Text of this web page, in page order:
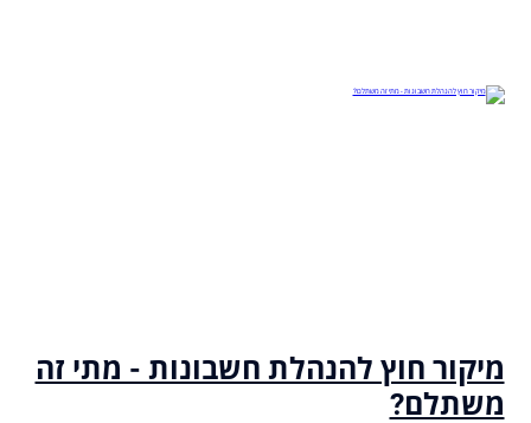
מיקור חוץ להנהלת חשבונות - מתי זה
משתלם?